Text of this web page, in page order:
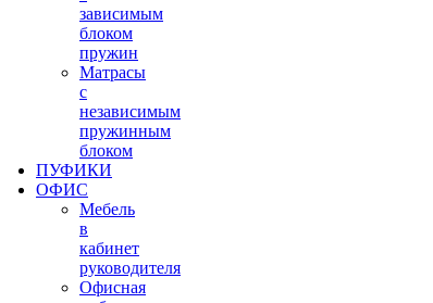
зависимым
блоком
пружин
Матрасы
с
независимым
пружинным
блоком
ПУФИКИ
ОФИС
Мебель
в
кабинет
руководителя
Офисная